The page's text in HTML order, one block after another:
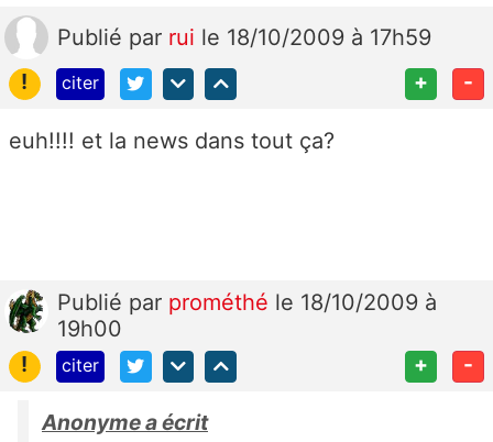
Publié par rui le 18/10/2009 à 17h59
!
citer + -
euh!!!! et la news dans tout ça?
Publié par prométhé le 18/10/2009 à
19h00
!
citer + -
Anonyme a écrit